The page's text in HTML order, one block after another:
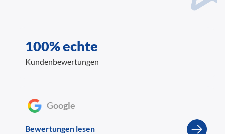
100% echte
Kundenbewertungen
Google
Bewertungen lesen